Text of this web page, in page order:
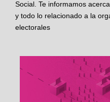
Social. Te informamos
y todo lo relacionado a la
electorales